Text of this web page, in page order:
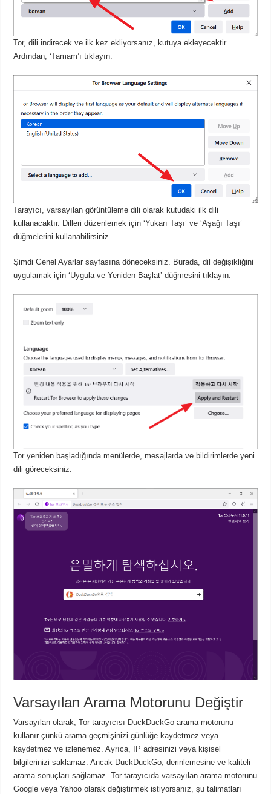
Tor, dili indirecek ve ilk kez ekliyorsanız, kutuya ekleyecektir.
Ardından, ‘Tamam’ı tıklayın.
Tarayıcı, varsayılan görüntüleme dili olarak kutudaki ilk dili
kullanacaktır. Dilleri düzenlemek için ‘Yukarı Taşı’ ve ‘Aşağı Taşı’
düğmelerini kullanabilirsiniz.
Şimdi Genel Ayarlar sayfasına döneceksiniz. Burada, dil değişikliğini
uygulamak için ‘Uygula ve Yeniden Başlat’ düğmesini tıklayın.
Tor yeniden başladığında menülerde, mesajlarda ve bildirimlerde yeni
dili göreceksiniz.
Varsayılan Arama Motorunu Değiştir
Varsayılan olarak, Tor tarayıcısı DuckDuckGo arama motorunu
kullanır çünkü arama geçmişinizi günlüğe kaydetmez veya
kaydetmez ve izlenemez.Ayrıca, IP adresinizi veya kişisel
bilgilerinizi saklamaz.Ancak DuckDuckGo, derinlemesine ve kaliteli
arama sonuçları sağlamaz.Tor tarayıcıda varsayılan arama motorunu
Google veya Yahoo olarak değiştirmek istiyorsanız, şu talimatları